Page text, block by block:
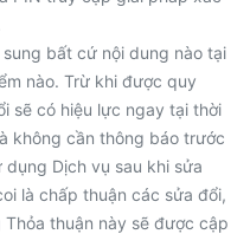
bất cứ nội dung nào tại
nào. Trừ khi được quy
sẽ có hiệu lực ngay tại thời
không cần thông báo trước
dụng Dịch vụ sau khi sửa
là chấp thuận các sửa đổi,
thuận này sẽ được cập